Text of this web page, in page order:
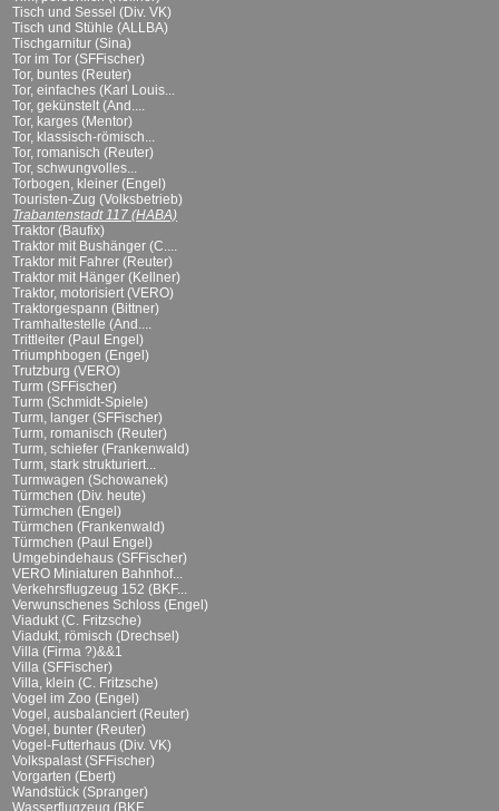
Tisch und Sessel (Div. VK)
Tisch und Stühle (ALLBA)
Tischgarnitur (Sina)
Tor im Tor (SFFischer)
Tor, buntes (Reuter)
Tor, einfaches (Karl Louis...
Tor, gekünstelt (And....
Tor, karges (Mentor)
Tor, klassisch-römisch...
Tor, romanisch (Reuter)
Tor, schwungvolles...
Torbogen, kleiner (Engel)
Touristen-Zug (Volksbetrieb)
Trabantenstadt 117 (HABA)
Traktor (Baufix)
Traktor mit Bushänger (C....
Traktor mit Fahrer (Reuter)
Traktor mit Hänger (Kellner)
Traktor, motorisiert (VERO)
Traktorgespann (Bittner)
Tramhaltestelle (And....
Trittleiter (Paul Engel)
Triumphbogen (Engel)
Trutzburg (VERO)
Turm (SFFischer)
Turm (Schmidt-Spiele)
Turm, langer (SFFischer)
Turm, romanisch (Reuter)
Turm, schiefer (Frankenwald)
Turm, stark strukturiert...
Turmwagen (Schowanek)
Türmchen (Div. heute)
Türmchen (Engel)
Türmchen (Frankenwald)
Türmchen (Paul Engel)
Umgebindehaus (SFFischer)
VERO Miniaturen Bahnhof...
Verkehrsflugzeug 152 (BKF...
Verwunschenes Schloss (Engel)
Viadukt (C. Fritzsche)
Viadukt, römisch (Drechsel)
Villa (Firma ?)&&1
Villa (SFFischer)
Villa, klein (C. Fritzsche)
Vogel im Zoo (Engel)
Vogel, ausbalanciert (Reuter)
Vogel, bunter (Reuter)
Vogel-Futterhaus (Div. VK)
Volkspalast (SFFischer)
Vorgarten (Ebert)
Wandstück (Spranger)
Wasserflugzeug (BKF